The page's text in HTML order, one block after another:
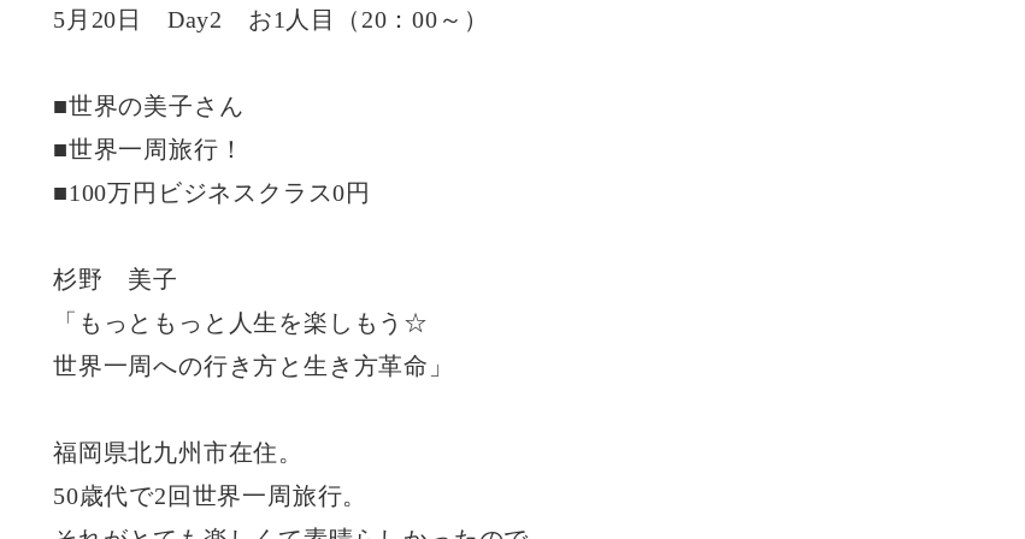
5月20日 Day2 お1人目（20：00～）
■世界の美子さん
■世界一周旅行！
■100万円ビジネスクラス0円
杉野 美子
「もっともっと人生を楽しもう☆
世界一周への行き方と生き方革命」
福岡県北九州市在住。
50歳代で2回世界一周旅行。